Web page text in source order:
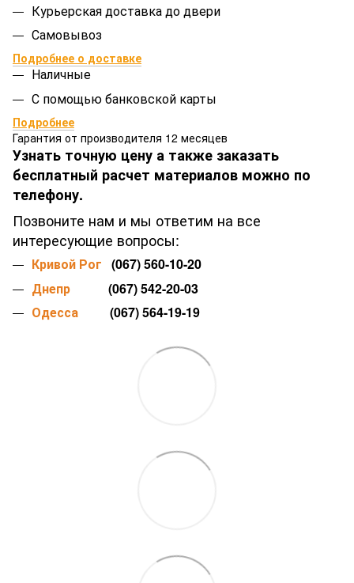
Курьерская доставка до двери
Самовывоз
Подробнее о доставке
Наличные
С помощью банковской карты
Подробнее
Гарантия от производителя 12 месяцев
Узнать точную цену а также заказать
бесплатный расчет материалов можно по
телефону.
Позвоните нам и мы ответим на все
интересующие вопросы:
Кривой Рог (067) 560-10-20
Днепр (067) 542-20-03
Одесса (067) 564-19-19